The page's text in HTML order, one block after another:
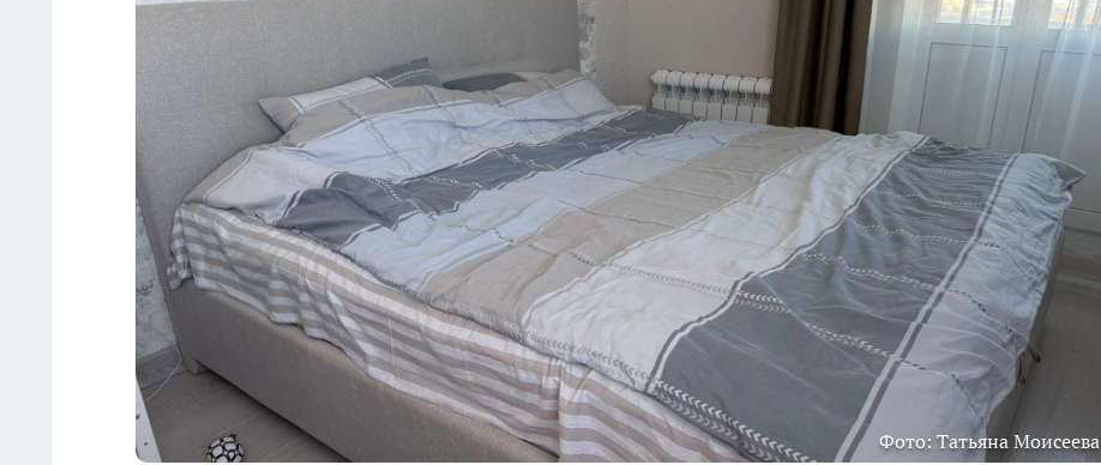
Фото: Татьяна Моисеева